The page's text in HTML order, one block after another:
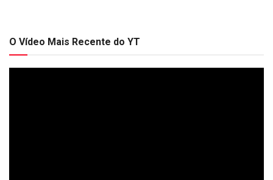
O Vídeo Mais Recente do YT